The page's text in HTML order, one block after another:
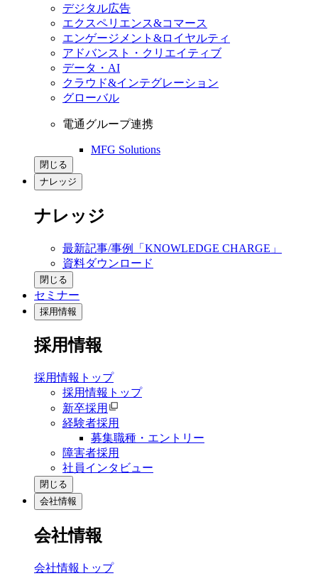
デジタル広告
エクスペリエンス&コマース
エンゲージメント&ロイヤルティ
アドバンスト・クリエイティブ
データ・AI
クラウド&インテグレーション
グローバル
電通グループ連携
MFG Solutions
閉じる
ナレッジ
ナレッジ
最新記事/事例「KNOWLEDGE CHARGE」
資料ダウンロード
閉じる
セミナー
採用情報
採用情報
採用情報トップ
採用情報トップ
新卒採用
経験者採用
募集職種・エントリー
障害者採用
社員インタビュー
閉じる
会社情報
会社情報
会社情報トップ